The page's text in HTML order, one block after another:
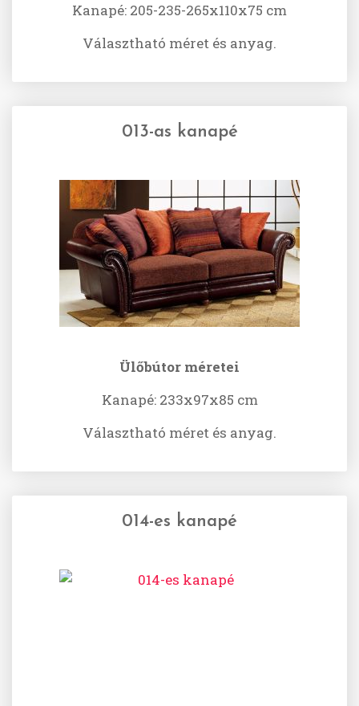
Kanapé: 205-235-265x110x75 cm
Választható méret és anyag.
013-as kanapé
Ülőbútor méretei
Kanapé: 233x97x85 cm
Választható méret és anyag.
014-es kanapé